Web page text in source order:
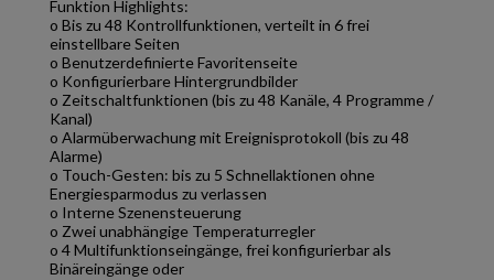
Funktion Highlights:
o Bis zu 48 Kontrollfunktionen, verteilt in 6 frei
einstellbare Seiten
o Benutzerdefinierte Favoritenseite
o Konfigurierbare Hintergrundbilder
o Zeitschaltfunktionen (bis zu 48 Kanäle, 4 Programme /
Kanal)
o Alarmüberwachung mit Ereignisprotokoll (bis zu 48
Alarme)
o Touch-Gesten: bis zu 5 Schnellaktionen ohne
Energiesparmodus zu verlassen
o Interne Szenensteuerung
o Zwei unabhängige Temperaturregler
o 4 Multifunktionseingänge, frei konfigurierbar als
Binäreingänge oder